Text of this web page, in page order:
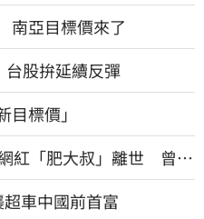
亞目標價來了
股拚延續反彈
標價」
紅「肥大叔」離世 曾連
車中國前首富